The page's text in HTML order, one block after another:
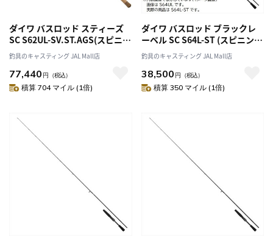
ダイワ バスロッド スティーズ
SC S62UL-SV.ST.AGS(スピニン
グ 2ピース)
釣具のキャスティング JAL Mall店
77,440 円 （税込）
積算 704 マイル (1倍)
ダイワ バスロッド ブラックレ
ーベル SC S64L-ST (スピニング
2ピース)
釣具のキャスティング JAL Mall店
38,500 円 （税込）
積算 350 マイル (1倍)